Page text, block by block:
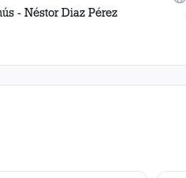
- Néstor Diaz Pérez